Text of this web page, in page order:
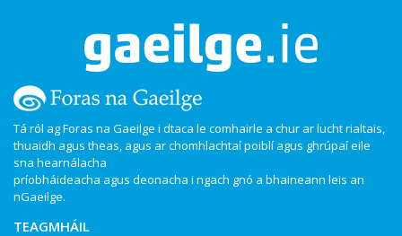
Tá ról ag Foras na Gaeilge i dtaca le comhairle a chur ar lucht rialtais,
thuaidh agus theas, agus ar chomhlachtaí poiblí agus ghrúpaí eile
sna hearnálacha
príobháideacha agus deonacha i ngach gnó a bhaineann leis an
nGaeilge.
TEAGMHÁIL